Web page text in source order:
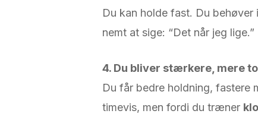
Du kan holde fast. Du
nemt at sige: “Det når jeg lige.”
4. Du bliver stærkere, mere
Du får bedre holdning, fastere
timevis, men fordi du træner